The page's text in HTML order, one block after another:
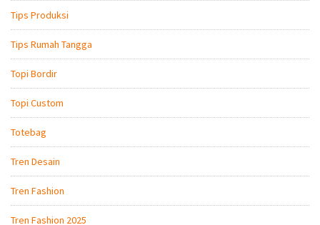
Tips Produksi
Tips Rumah Tangga
Topi Bordir
Topi Custom
Totebag
Tren Desain
Tren Fashion
Tren Fashion 2025